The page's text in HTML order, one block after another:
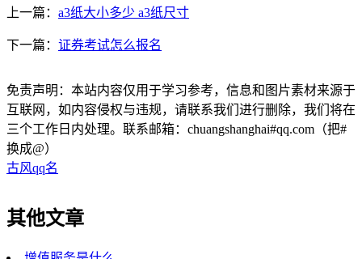
上一篇： a3纸大小多少 a3纸尺寸
下一篇： 证券考试怎么报名
免责声明：本站内容仅用于学习参考，信息和图片素材来源于
互联网，如内容侵权与违规，请联系我们进行删除，我们将在
三个工作日内处理。联系邮箱：chuangshanghai#qq.com（把#
换成@）
古风qq名
其他文章